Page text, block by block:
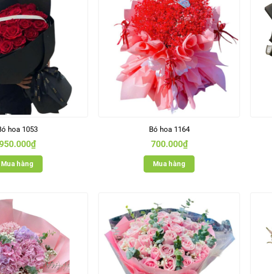
hoa 1053
₫
Mua hàng
Bó hoa 1164
700.000₫
Mua hàng